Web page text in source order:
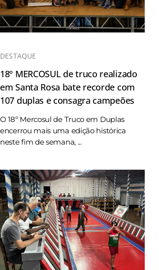
DESTAQUE
18º MERCOSUL de truco realizado
em Santa Rosa bate recorde com
107 duplas e consagra campeões
O 18º Mercosul de Truco em Duplas
encerrou mais uma edição histórica
neste fim de semana, ...